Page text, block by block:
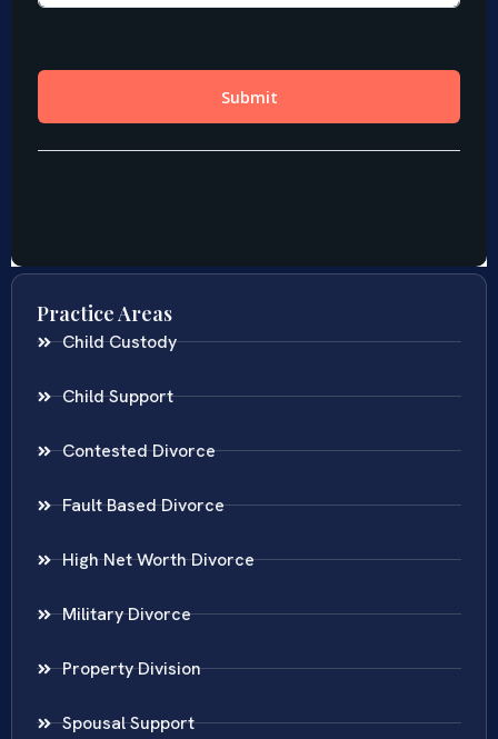
Practice Areas
Child Custody
Child Support
Contested Divorce
Fault Based Divorce
High Net Worth Divorce
Military Divorce
Property Division
Spousal Support